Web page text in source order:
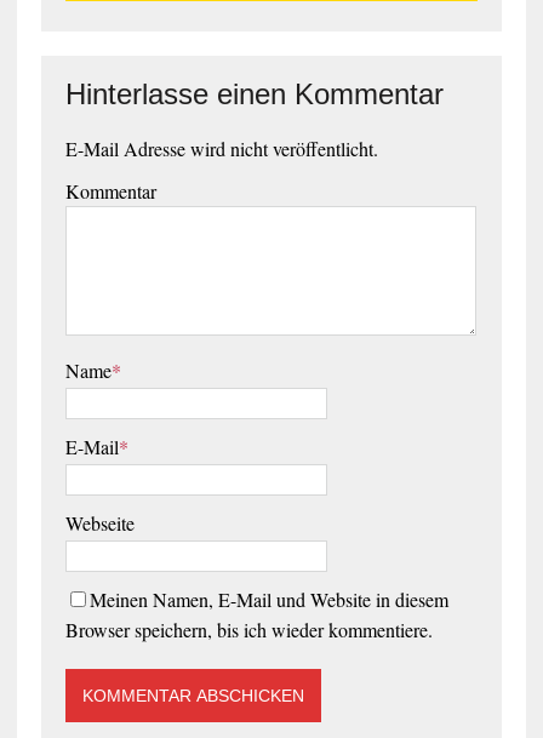
Hinterlasse einen Kommentar
E-Mail Adresse wird nicht veröffentlicht.
Kommentar
Name*
E-Mail*
Webseite
Meinen Namen, E-Mail und Website in diesem
Browser speichern, bis ich wieder kommentiere.